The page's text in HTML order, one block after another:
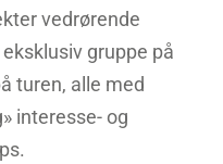
vedrørende
gruppe på
turen, alle med
interesse- og